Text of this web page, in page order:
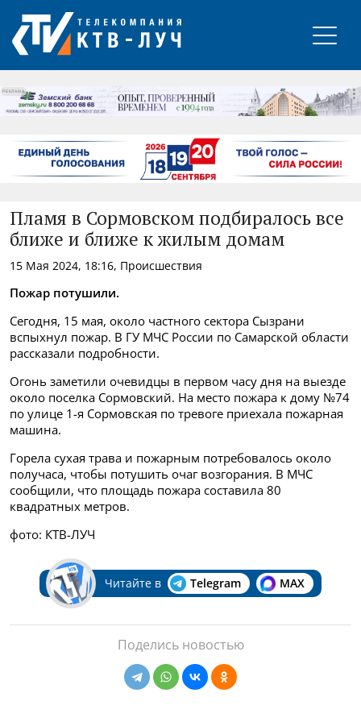
РЕКЛАМА
Пламя в Сормовском подбиралось все
ближе и ближе к жилым домам
15 Мая 2024, 18:16, Происшествия
Пожар потушили.
Сегодня, 15 мая, около частного сектора Сызрани
вспыхнул пожар. В ГУ МЧС России по Самарской области
рассказали подробности.
Огонь заметили очевидцы в первом часу дня на выезде
около поселка Сормовский. На место пожара к дому №74
по улице 1-я Сормовская по тревоге приехала пожарная
машина.
Горела сухая трава и пожарным потребовалось около
получаса, чтобы потушить очаг возгорания. В МЧС
сообщили, что площадь пожара составила 80
квадратных метров.
фото: КТВ-ЛУЧ
Читайте в Telegram MAX
Поделись новостью